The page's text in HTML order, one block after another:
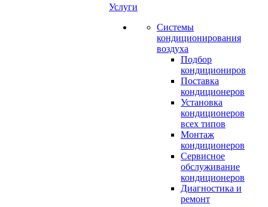
Услуги
Системы
кондиционирования
воздуха
Подбор
кондициониров
Поставка
кондиционеров
Установка
кондиционеров
всех типов
Монтаж
кондиционеров
Сервисное
обслуживание
кондиционеров
Диагностика и
ремонт